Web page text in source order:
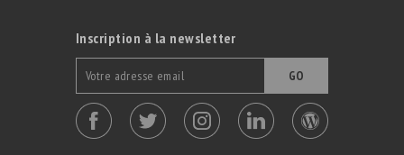
Inscription à la newsletter
GO